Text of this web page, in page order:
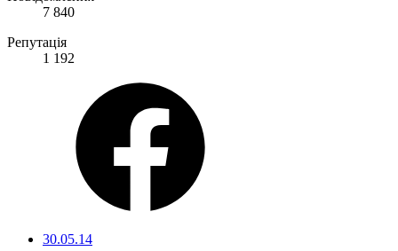
7 840
Репутація
1 192
30.05.14